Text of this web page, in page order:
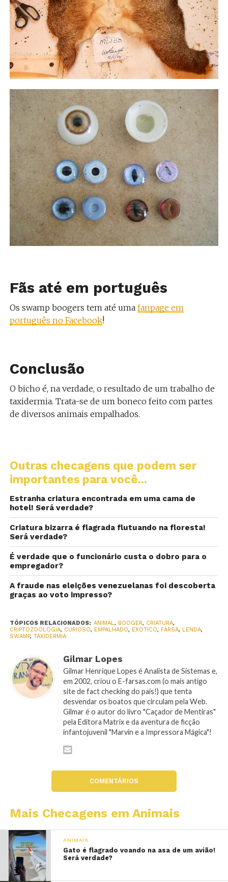
Fãs até em português
Os swamp boogers tem até uma fanpage em
português no Facebook!
Conclusão
O bicho é, na verdade, o resultado de um trabalho de
taxidermia. Trata-se de um boneco feito com partes
de diversos animais empalhados.
Outras checagens que podem ser
importantes para você...
Estranha criatura encontrada em uma cama de
hotel! Será verdade?
Criatura bizarra é flagrada flutuando na floresta!
Será verdade?
É verdade que o funcionário custa o dobro para o
empregador?
A fraude nas eleições venezuelanas foi descoberta
graças ao voto impresso?
TÓPICOS RELACIONADOS: ANIMAL, BOOGER, CRIATURA,
CRIPTOZOOLOGIA, CURIOSO, EMPALHADO, EXOTICO, FARSA, LENDA,
SWAMP, TAXIDERMIA
Gilmar Lopes
Gilmar Henrique Lopes é Analista de Sistemas e,
em 2002, criou o E-farsas.com (o mais antigo
site de fact checking do país!) que tenta
desvendar os boatos que circulam pela Web.
Gilmar é o autor do livro "Caçador de Mentiras"
pela Editora Matrix e da aventura de ficção
infantojuvenil "Marvin e a Impressora Mágica"!
COMENTÁRIOS
Mais Checagens em Animais
ANIMAIS
Gato é flagrado voando na asa de um avião!
Será verdade?